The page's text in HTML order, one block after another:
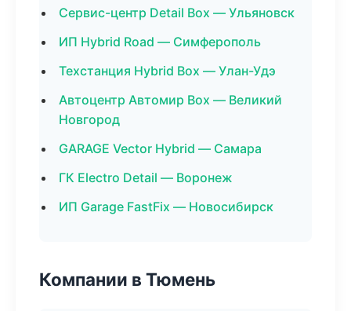
Сервис-центр Detail Box — Ульяновск
ИП Hybrid Road — Симферополь
Техстанция Hybrid Box — Улан-Удэ
Автоцентр Автомир Box — Великий
Новгород
GARAGE Vector Hybrid — Самара
ГК Electro Detail — Воронеж
ИП Garage FastFix — Новосибирск
Компании в Тюмень